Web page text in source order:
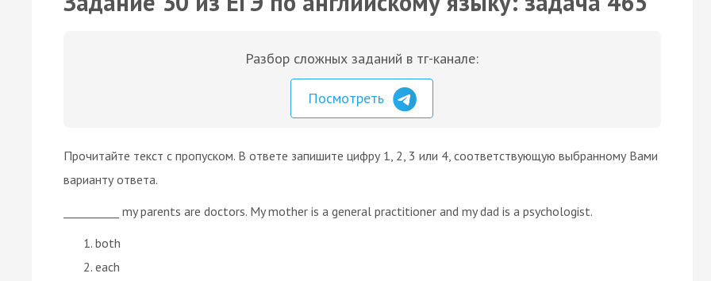
Разбор сложных заданий в тг-канале:
Посмотреть
Прочитайте текст с пропуском. В ответе запишите цифру 1, 2, 3 или 4, соответствующую выбранному Вами
варианту ответа.
__________ my parents are doctors. My mother is a general practitioner and my dad is a psychologist.
both
each